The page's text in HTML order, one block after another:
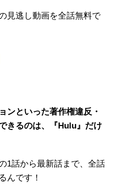
見逃し動画を全話無料で
ンといった著作権違反・
きるのは、『Hulu』だけ
1話から最新話まで、全話
んです！